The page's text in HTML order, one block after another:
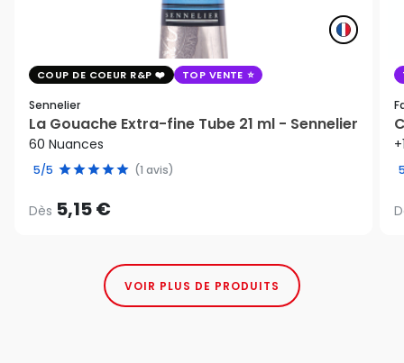
COUP DE COEUR R&P TOP VENTE
Sennelier
La Gouache Extra-fine Tube 21 ml - Sennelier
60 Nuances
5/5 (1 avis)
Dès 5,15 €
VOIR PLUS DE PRODUITS